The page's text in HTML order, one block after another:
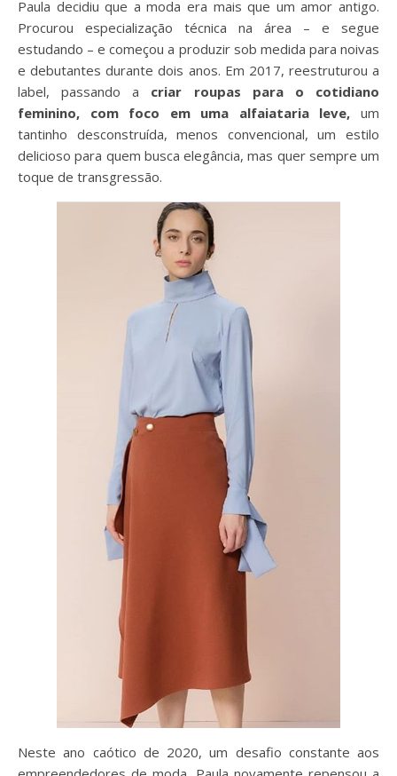
Paula decidiu que a moda era mais que um amor antigo.
Procurou especialização técnica na área – e segue
estudando – e começou a produzir sob medida para noivas
e debutantes durante dois anos. Em 2017, reestruturou a
label, passando a criar roupas para o cotidiano
feminino, com foco em uma alfaiataria leve, um
tantinho desconstruída, menos convencional, um estilo
delicioso para quem busca elegância, mas quer sempre um
toque de transgressão.
Neste ano caótico de 2020, um desafio constante aos